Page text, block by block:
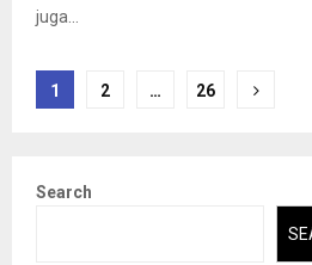
juga...
Posts
1 2 … 26
Search